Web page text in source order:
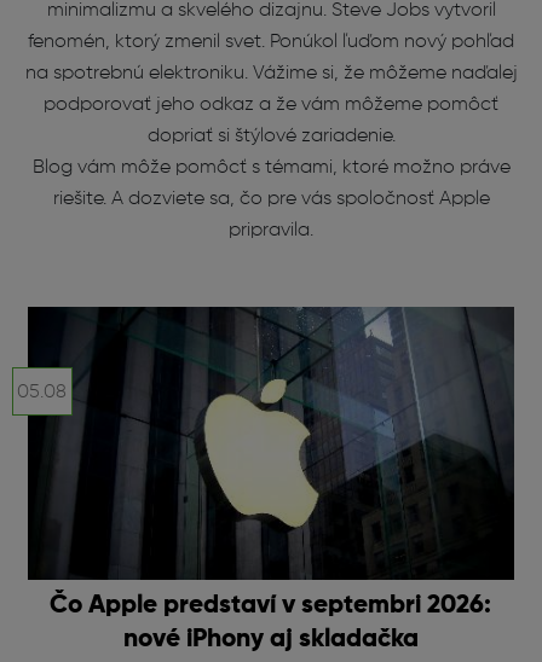
minimalizmu a skvelého dizajnu. Steve Jobs vytvoril
fenomén, ktorý zmenil svet. Ponúkol ľuďom nový pohľad
na spotrebnú elektroniku. Vážime si, že môžeme naďalej
podporovať jeho odkaz a že vám môžeme pomôcť
dopriať si štýlové zariadenie.
Blog vám môže pomôcť s témami, ktoré možno práve
riešite. A dozviete sa, čo pre vás spoločnosť Apple
pripravila.
05.08
Čo Apple predstaví v septembri 2026:
nové iPhony aj skladačka